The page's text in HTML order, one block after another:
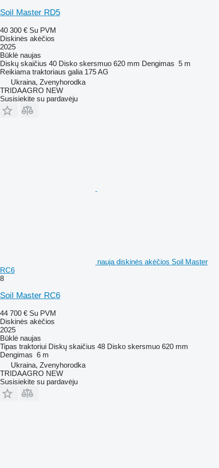
Soil Master RD5
40 300 € Su PVM
Diskinės akėčios
2025
Būklė naujas
Diskų skaičius 40 Disko skersmuo 620 mm Dengimas 5 m
Reikiama traktoriaus galia 175 AG
Ukraina, Zvenyhorodka
TRIDAAGRO NEW
Susisiekite su pardavėju
nauja diskinės akėčios Soil Master
RC6
8
Soil Master RC6
44 700 € Su PVM
Diskinės akėčios
2025
Būklė naujas
Tipas traktoriui Diskų skaičius 48 Disko skersmuo 620 mm
Dengimas 6 m
Ukraina, Zvenyhorodka
TRIDAAGRO NEW
Susisiekite su pardavėju